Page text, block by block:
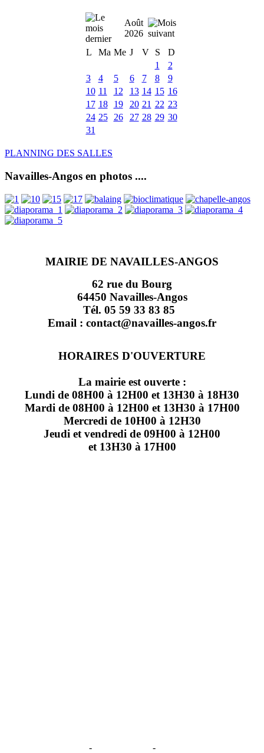
Août
2026
L
Ma Me J V S
D
1
2
3
4 5 6 7 8
9
10 11 12 13 14 15 16
17 18 19 20 21 22 23
24 25 26 27 28 29 30
31
PLANNING DES SALLES
Navailles-Angos en photos ....
MAIRIE DE NAVAILLES-ANGOS
62 rue du Bourg
64450 Navailles-Angos
Tél. 05 59 33 83 85
Email : contact@navailles-angos.fr
HORAIRES D'OUVERTURE
La mairie est ouverte :
Lundi de 08H00 à 12H00 et 13H30 à 18H30
Mardi de 08H00 à 12H00 et 13H30 à 17H00
Mercredi de 10H00 à 12H30
Jeudi et vendredi de 09H00 à 12H00
et 13H30 à 17H00
- -